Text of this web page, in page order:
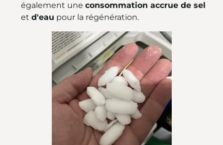
également uneconsommation accrue de sel
etd'eau pour la régénération.